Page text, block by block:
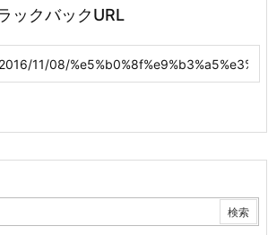
ックバックURL